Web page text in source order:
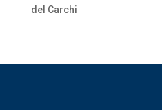
del Carchi